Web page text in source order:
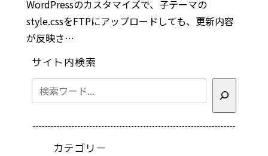
WordPressのカスタマイズで、子テーマの
style.cssをFTPにアップロードしても、更新内容
が反映さ…
サイト内検索
検
索
カテゴリー